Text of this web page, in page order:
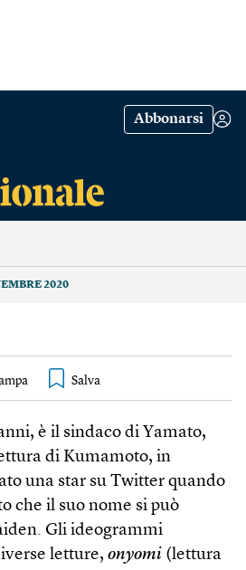
Abbonarsi
2020
è il sindaco di Yamato,
di Kumamoto, in
una star su Twitter quando
che il suo nome si può
Gli ideogrammi
letture, onyomi (lettura